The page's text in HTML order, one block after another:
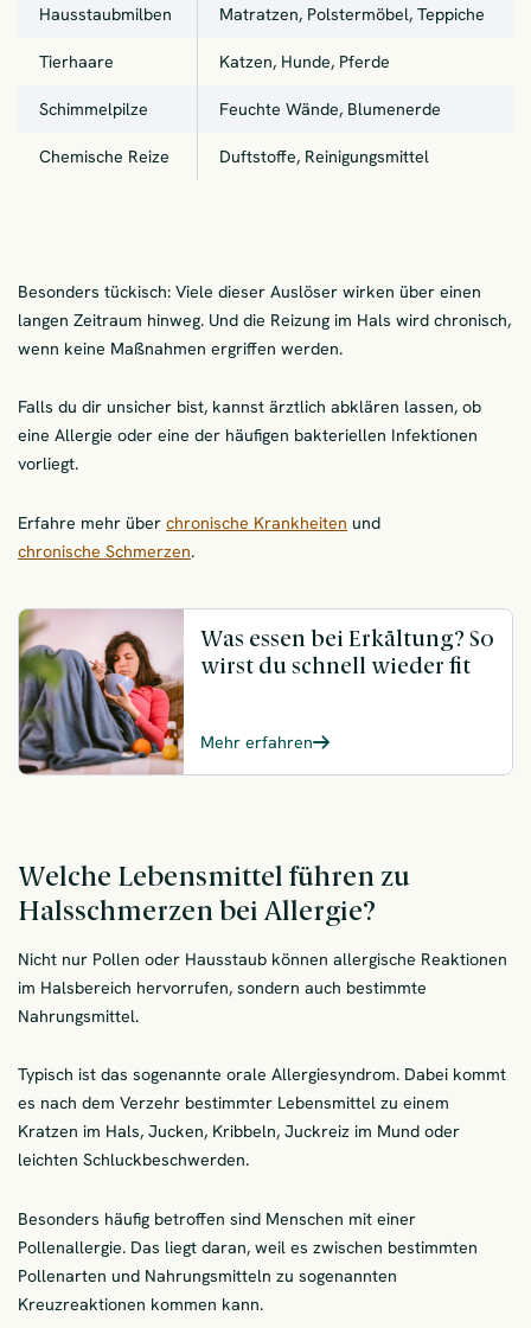
Hausstaubmilben Matratzen, Polstermöbel, Teppiche
Tierhaare Katzen, Hunde, Pferde
Schimmelpilze Feuchte Wände, Blumenerde
Chemische Reize Duftstoffe, Reinigungsmittel
Besonders tückisch: Viele dieser Auslöser wirken über einen
langen Zeitraum hinweg. Und die Reizung im Hals wird chronisch,
wenn keine Maßnahmen ergriffen werden.
Falls du dir unsicher bist, kannst ärztlich abklären lassen, ob
eine Allergie oder eine der häufigen bakteriellen Infektionen
vorliegt.
Erfahre mehr über chronische Krankheiten und
chronische Schmerzen.
Was essen bei Erkältung? So
wirst du schnell wieder fit
Mehr erfahren
Welche Lebensmittel führen zu
Halsschmerzen bei Allergie?
Nicht nur Pollen oder Hausstaub können allergische Reaktionen
im Halsbereich hervorrufen, sondern auch bestimmte
Nahrungsmittel.
Typisch ist das sogenannte orale Allergiesyndrom. Dabei kommt
es nach dem Verzehr bestimmter Lebensmittel zu einem
Kratzen im Hals, Jucken, Kribbeln, Juckreiz im Mund oder
leichten Schluckbeschwerden.
Besonders häufig betroffen sind Menschen mit einer
Pollenallergie. Das liegt daran, weil es zwischen bestimmten
Pollenarten und Nahrungsmitteln zu sogenannten
Kreuzreaktionen kommen kann.